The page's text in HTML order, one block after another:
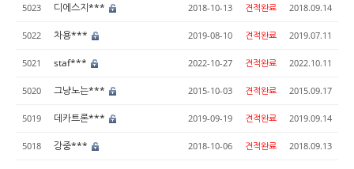
5023 디에스지*** 2018-10-13 견적완료 2018.09.14
5022 차용*** 2019-08-10 견적완료 2019.07.11
5021 staf*** 2022-10-27 견적완료 2022.10.11
5020 그냥노는*** 2015-10-03 견적완료 2015.09.17
5019 데카트론*** 2019-09-19 견적완료 2019.09.14
5018 강중*** 2018-10-06 견적완료 2018.09.13